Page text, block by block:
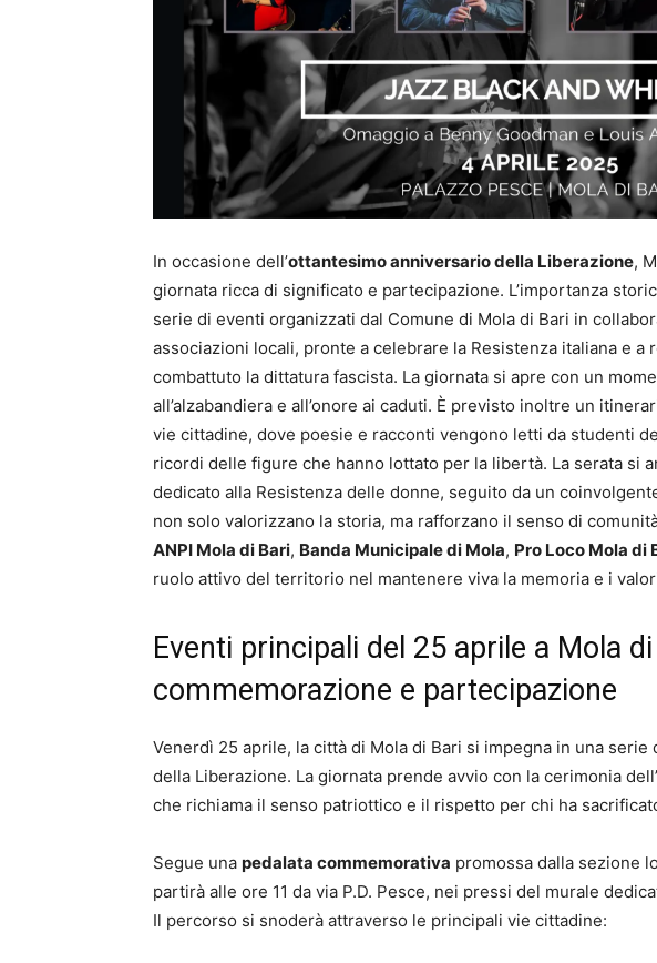
In occasione dell’ottantesimo anniversario della Liberazione,
giornata ricca di significato e partecipazione. L’importanza
serie di eventi organizzati dal Comune di Mola di Bari in
associazioni locali, pronte a celebrare la Resistenza italiana e a
combattuto la dittatura fascista. La giornata si apre con un
all’alzabandiera e all’onore ai caduti. È previsto inoltre un
vie cittadine, dove poesie e racconti vengono letti da studenti
ricordi delle figure che hanno lottato per la libertà. La serata si
dedicato alla Resistenza delle donne, seguito da un
non solo valorizzano la storia, ma rafforzano il senso di
ANPI Mola di Bari, Banda Municipale di Mola, Pro Loco Mola di
ruolo attivo del territorio nel mantenere viva la memoria e i
Eventi principali del 25 aprile a Mola
commemorazione e partecipazione
Venerdì 25 aprile, la città di Mola di Bari si impegna in una
della Liberazione. La giornata prende avvio con la cerimonia
che richiama il senso patriottico e il rispetto per chi ha
Segue una pedalata commemorativa promossa dalla sezione
partirà alle ore 11 da via P.D. Pesce, nei pressi del murale
Il percorso si snoderà attraverso le principali vie cittadine: